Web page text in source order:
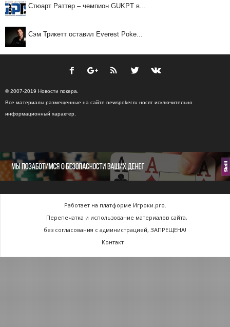
Стюарт Раттер – чемпион GUKPT в...
Сэм Трикетт оставил Everest Poke...
© 2007-2019 Новости покера.
Все материалы размещенные на сайте newspoker.ru носят исключительно
информационный характер.
Работает на платформе Игроки.pro.
Перепечатка и использование материалов сайта,
без согласования с администрацией, ЗАПРЕЩЕНА!
Контакт